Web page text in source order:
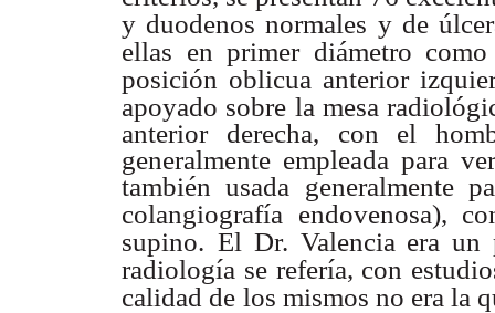
y duodenos normales y de
ellas en primer diámetro
posición oblicua anterior
apoyado sobre la mesa
anterior derecha, con el
generalmente empleada para
también usada generalmente
colangiografía endovenosa),
supino. El Dr. Valencia era un
radiología se refería, con
calidad de los mismos no era la